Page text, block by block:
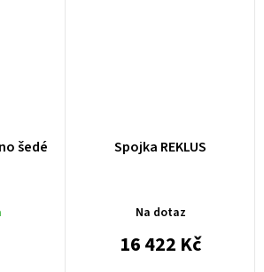
šedé Spojka REKLUS
Na dotaz
16 422 Kč